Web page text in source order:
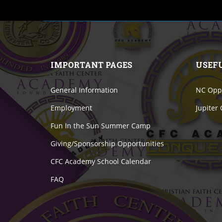
IMPORTANT PAGES
General Information
Employment
Fun In the Sun Summer Camp
Giving/Sponsorship Opportunities
CFC Academy School Calendar
FAQ
NC
Jupiter